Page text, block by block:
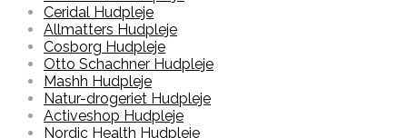
Ceridal Hudpleje
Allmatters Hudpleje
Cosborg Hudpleje
Otto Schachner Hudpleje
Mashh Hudpleje
Natur-drogeriet Hudpleje
Activeshop Hudpleje
Nordic Health Hudpleje